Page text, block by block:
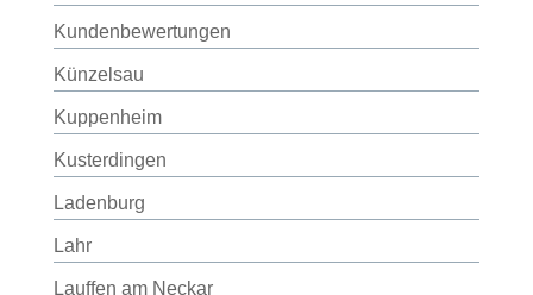
Kundenbewertungen
Künzelsau
Kuppenheim
Kusterdingen
Ladenburg
Lahr
Lauffen am Neckar